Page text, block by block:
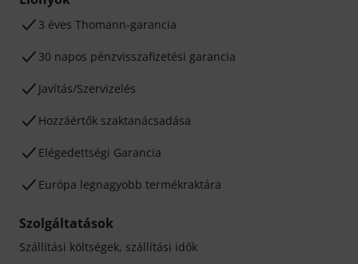
3 éves Thomann-garancia
30 napos pénzvisszafizetési garancia
Javítás/Szervizelés
Hozzáértők szaktanácsadása
Elégedettségi Garancia
Európa legnagyobb termékraktára
Szolgáltatások
Szállítási költségek, szállítási idők